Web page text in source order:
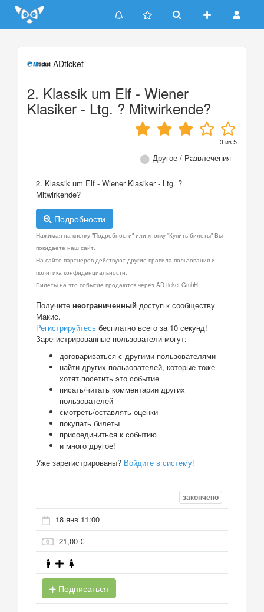
Update cookies preferences
ADticket
2. Klassik um Elf - Wiener
Klasiker - Ltg. ? Mitwirkende?
3из5
Другое / Развлечения
2. Klassik um Elf - Wiener Klasiker - Ltg. ?
Mitwirkende?
Подробности
Нажимая на кнопку "Подробности" или кнопку "Купить билеты" Вы
покидаете наш сайт.
На сайте партнеров действуют другие правила пользования и
политика конфиденциальности.
Билеты на это событие продаются через AD ticket GmbH.
Получите неограниченный доступ к сообществу
Макис.
Регистрируйтесь бесплатно всего за 10 секунд!
Зарегистрированные пользователи могут:
договариваться с другими пользователями
найти других пользователей, которые тоже
хотят посетить это событие
писать/читать комментарии других
пользователей
смотреть/оставлять оценки
покупать билеты
присоединиться к событию
и много другое!
Уже зарегистрированы? Войдите в систему!
закончено
18 янв 11:00
21,00 €
Подписаться